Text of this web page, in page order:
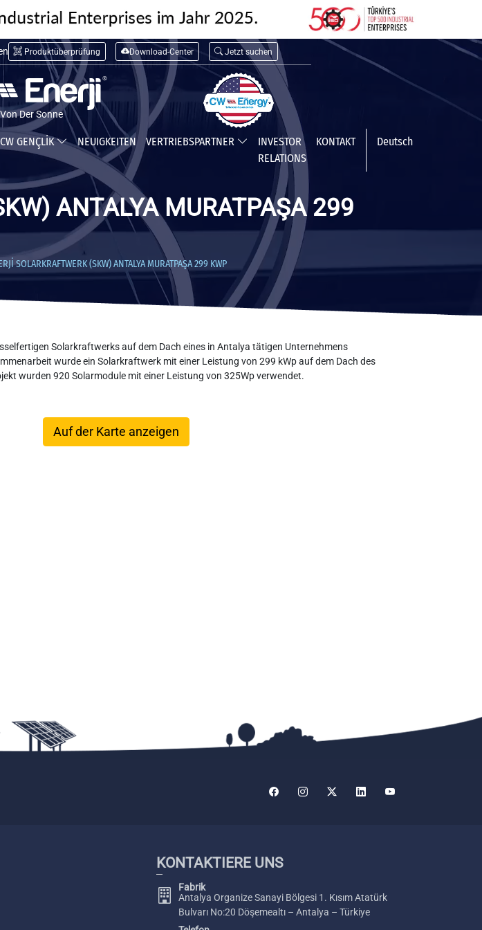
Produktüberprüfung Download-Center Jetzt suchen
Der Sonne
CW GENÇLİK NEUIGKEITEN VERTRIEBSPARTNER
INVESTOR
RELATIONS
KONTAKT Deutsch
ANTALYA MURATPAŞA 299
SOLARKRAFTWERK (SKW) ANTALYA MURATPAŞA 299 KWP
Solarkraftwerks auf dem Dach eines in Antalya tätigen Unternehmens
wurde ein Solarkraftwerk mit einer Leistung von 299 kWp auf dem Dach des
wurden 920 Solarmodule mit einer Leistung von 325Wp verwendet.
Auf der Karte anzeigen
KONTAKTIERE UNS
Fabrik
Antalya Organize Sanayi Bölgesi 1. Kısım Atatürk
Bulvarı No:20 Döşemealtı – Antalya – Türkiye